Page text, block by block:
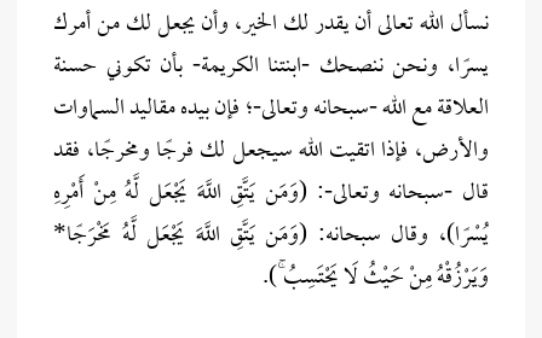
نسأل الله تعالى أن يقدر لك الخير، وأن يجعل لك من أمرك
يسرًا، ونحن ننصحك -ابنتنا الكريمة- بأن تكوني حسنة
العلاقة مع الله -سبحانه وتعالى-؛ فإن بيده مقاليد السماوات
والأرض، فإذا اتقيت الله سيجعل لك فرجًا ومخرجًا، فقد
قال -سبحانه وتعالى-: (وَمَن يَتَّقِ اللَّهَ يَجْعَل لَّهُ مِنْ أَمْرِهِ
يُسْرًا)، وقال سبحانه: (وَمَن يَتَّقِ اللَّهَ يَجْعَل لَّهُ مَخْرَجًا*
وَيَرْزُقْهُ مِنْ حَيْثُ لَا يَحْتَسِبُ ۚ).